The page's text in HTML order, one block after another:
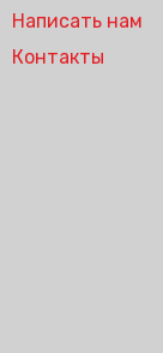
Написать нам
Контакты